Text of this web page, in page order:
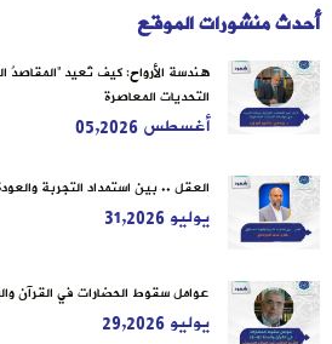
أحدث منشورات الموقع
هندسة الأرواح: كيف تُعيد “المقاصدُ
التحديات المعاصرة
أغسطس 05,2026
العقل .. بين استمداد التجربة
يوليو 31,2026
عوامل سقوط الحضارات في القرآن
يوليو 29,2026